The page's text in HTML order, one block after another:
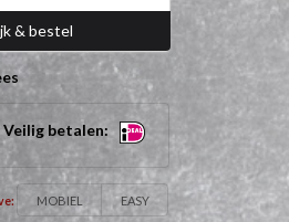
& bestel
Veilig betalen:
MOBIEL EASY